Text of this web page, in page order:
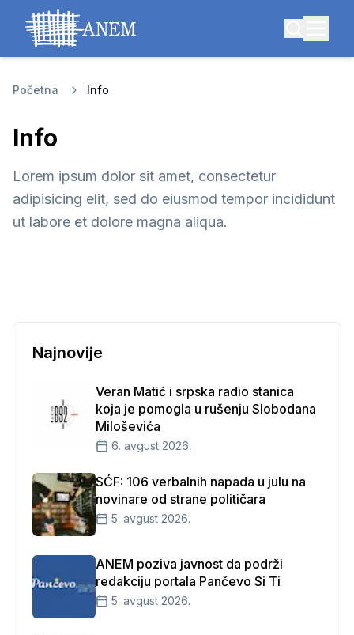
Početna Info
Info
Lorem ipsum dolor sit amet, consectetur
adipisicing elit, sed do eiusmod tempor incididunt
ut labore et dolore magna aliqua.
Najnovije
Veran Matić i srpska radio stanica
koja je pomogla u rušenju Slobodana
Miloševića
6. avgust 2026.
SĆF: 106 verbalnih napada u julu na
novinare od strane političara
5. avgust 2026.
ANEM poziva javnost da podrži
redakciju portala Pančevo Si Ti
5. avgust 2026.